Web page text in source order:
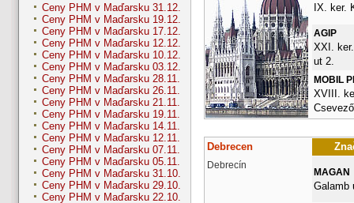
Ceny PHM v Maďarsku 31.12.
Ceny PHM v Maďarsku 19.12.
Ceny PHM v Maďarsku 17.12.
Ceny PHM v Maďarsku 12.12.
Ceny PHM v Maďarsku 10.12.
Ceny PHM v Maďarsku 03.12.
Ceny PHM v Maďarsku 28.11.
Ceny PHM v Maďarsku 26.11.
Ceny PHM v Maďarsku 21.11.
Ceny PHM v Maďarsku 19.11.
Ceny PHM v Maďarsku 14.11.
Ceny PHM v Maďarsku 12.11.
Ceny PHM v Maďarsku 07.11.
Ceny PHM v Maďarsku 05.11.
Ceny PHM v Maďarsku 31.10.
Ceny PHM v Maďarsku 29.10.
Ceny PHM v Maďarsku 22.10.
IX. ker.
AGIP
XXI.
ut 2.
MOBIL
XVIII.
Debrecen
Debrecín
MAGAN
Galamb